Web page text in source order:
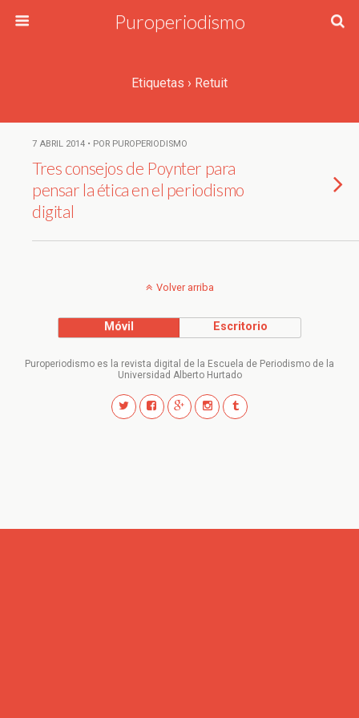
Puroperiodismo
Etiquetas › Retuit
7 ABRIL 2014 • POR PUROPERIODISMO
Tres consejos de Poynter para
pensar la ética en el periodismo
digital
Volver arriba
Móvil Escritorio
Puroperiodismo es la revista digital de la Escuela de Periodismo de la
Universidad Alberto Hurtado